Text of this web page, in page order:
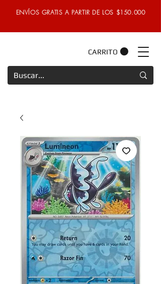
ENVÍOS GRATIS A PARTIR DE LOS $150.000
CARRITO